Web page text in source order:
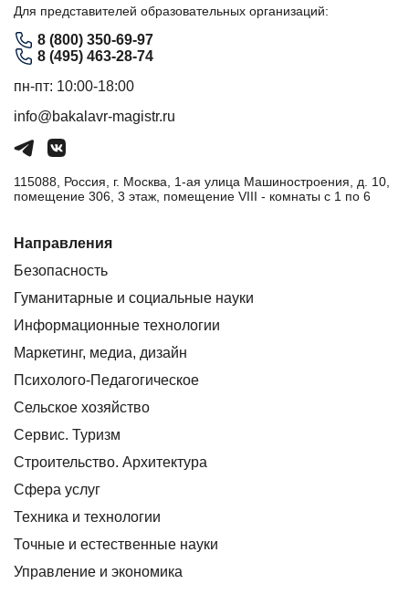
Для представителей образовательных организаций:
8 (800) 350-69-97
8 (495) 463-28-74
пн-пт: 10:00-18:00
info@bakalavr-magistr.ru
115088, Россия, г. Москва, 1-ая улица Машиностроения, д. 10,
помещение 306, 3 этаж, помещение VIII - комнаты с 1 по 6
Направления
Безопасность
Гуманитарные и социальные науки
Информационные технологии
Маркетинг, медиа, дизайн
Психолого-Педагогическое
Сельское хозяйство
Сервис. Туризм
Строительство. Архитектура
Сфера услуг
Техника и технологии
Точные и естественные науки
Управление и экономика